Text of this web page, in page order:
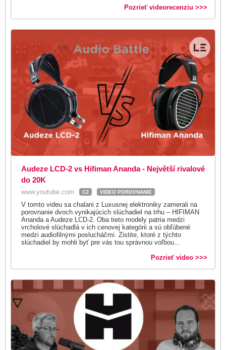
Pozrieť videorecenziu >>>
Audeze LCD-2 vs Hifiman Ananda - Největší rivalové
do 20K
www.youtube.com CZ VIDEO POROVNANIE
V tomto videu sa chalani z Luxusnej elektroniky zamerali na
porovnanie dvoch vynikajúcich slúchadiel na trhu – HIFIMAN
Ananda a Audeze LCD-2. Oba tieto modely patria medzi
vrcholové slúchadlá v ich cenovej kategórii a sú obľúbené
medzi audiofilnými poslucháčmi. Zistite, ktoré z týchto
slúchadiel by mohli byť pre vás tou správnou voľbou...
Pozrieť video >>>